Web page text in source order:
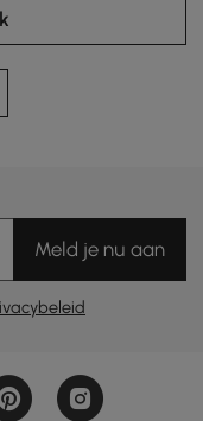
Meld je nu aan